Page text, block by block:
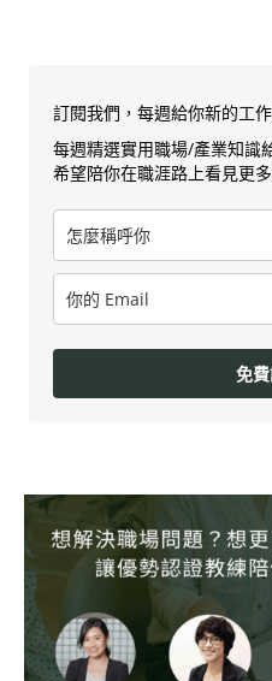
訂閱我們，每週給你新的工
每週精選實用職場/產業知識
希望陪你在職涯路上看見更
免